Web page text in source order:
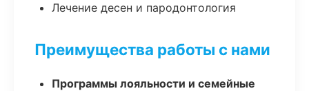
Лечение десен и пародонтология
Преимущества работы с нами
Программы лояльности и семейные